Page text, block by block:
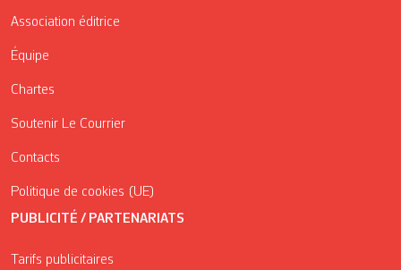
Association éditrice
Équipe
Chartes
Soutenir Le Courrier
Contacts
Politique de cookies (UE)
PUBLICITÉ / PARTENARIATS
Tarifs publicitaires